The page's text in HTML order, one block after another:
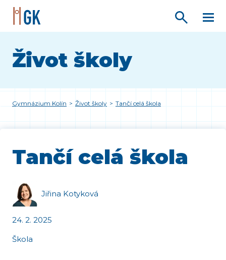
Život školy
Gymnázium Kolín > Život školy > Tančí celá škola
Tančí celá škola
Jiřina Kotyková
24. 2. 2025
Škola